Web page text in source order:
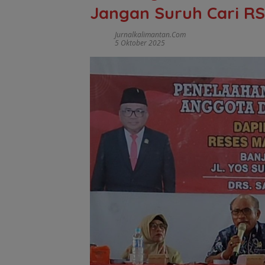
Jangan Suruh Cari
Jurnalkalimantan.com
5 Oktober 2025